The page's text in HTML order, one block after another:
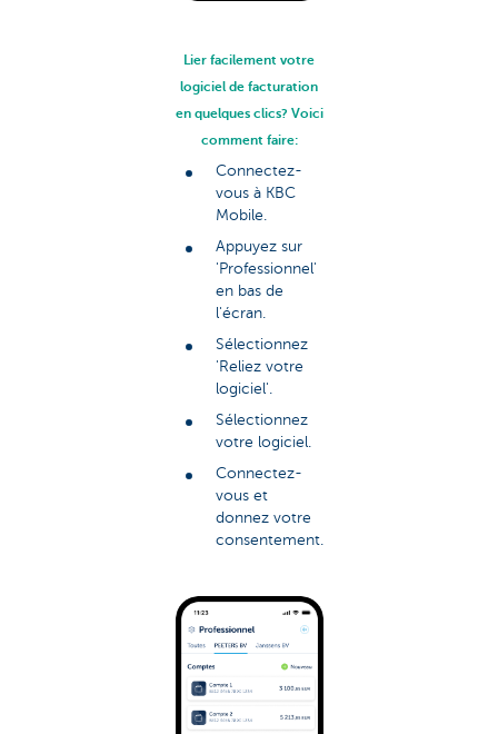
Lier facilement votre
logiciel de facturation
en quelques clics? Voici
comment faire:
Connectez-
vous à KBC
Mobile.
Appuyez sur
'Professionnel'
en bas de
l'écran.
Sélectionnez
'Reliez votre
logiciel'.
Sélectionnez
votre logiciel.
Connectez-
vous et
donnez votre
consentement.